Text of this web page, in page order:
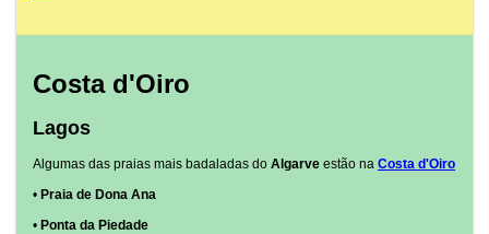
Costa d'Oiro
Lagos
Algumas das praias mais badaladas do Algarve estão na Costa d'Oiro
• Praia de Dona Ana
• Ponta da Piedade